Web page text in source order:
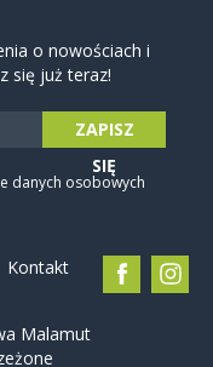
o nowościach i
się już teraz!
danych osobowych
ZAPISZ
SIĘ
Kontakt
Malamut